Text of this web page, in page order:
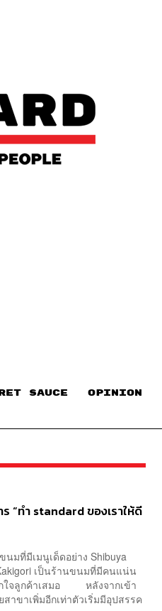
SAUCE​ OPINION
“ทำ standard ของเราให้ดี
นมที่มีเมนูเด็ดอย่าง Shibuya
เป็นร้านขนมที่มีคนแน่น
กใจลูกค้าเสมอ หลังจากเข้า
าขาเพิ่มอีกเท่าตัวเริ่มมีอุปสรรค